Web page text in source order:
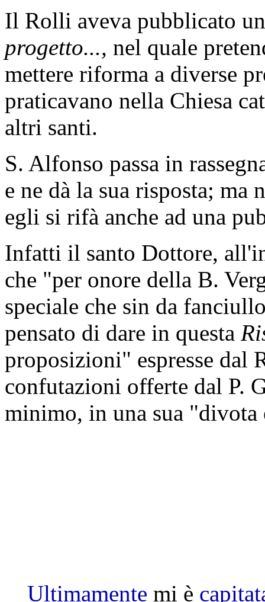
Il Rolli aveva pubblicato
progetto..., nel quale
mettere riforma a diverse
praticavano nella Chiesa
altri santi.
S. Alfonso passa in
e ne dà la sua risposta; ma
egli si rifà anche ad una
Infatti il santo Dottore,
che "per onore della B.
speciale che sin da
pensato di dare in questa
proposizioni" espresse dal
confutazioni offerte dal P.
minimo, in una sua "divota
Ultimamente mi è